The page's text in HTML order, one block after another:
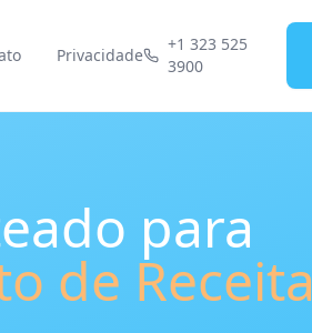
Privacidade
+1 323 525
3900
para
de Receita